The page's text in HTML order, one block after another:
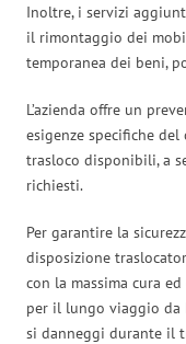
Inoltre, i servizi
il rimontaggio dei
temporanea dei beni,
L’azienda offre un
esigenze specifiche
trasloco disponibili, a
richiesti.
Per garantire la
disposizione
con la massima cura
per il lungo viaggio da
si danneggi durante il